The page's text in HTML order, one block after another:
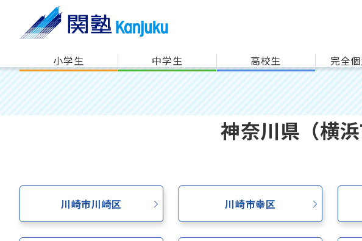
小学生 中学生 高校生 完全
神奈川県（横
川崎市川崎区 川崎市幸区